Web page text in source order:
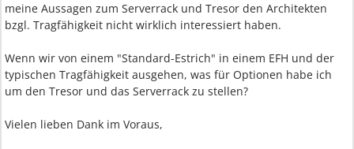
meine Aussagen zum Serverrack und Tresor den Architekten
bzgl. Tragfähigkeit nicht wirklich interessiert haben.
Wenn wir von einem "Standard-Estrich" in einem EFH und der
typischen Tragfähigkeit ausgehen, was für Optionen habe ich
um den Tresor und das Serverrack zu stellen?
Vielen lieben Dank im Voraus,